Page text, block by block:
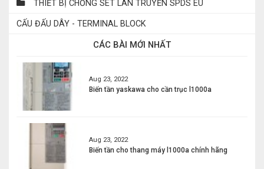
THIẾT BỊ CHỐNG SÉT LAN TRUYỀN SPDS EU
CẤU ĐẤU DÂY - TERMINAL BLOCK
CÁC BÀI MỚI NHẤT
Aug 23, 2022
Biến tần yaskawa cho cần trục l1000a
Aug 23, 2022
Biến tần cho thang máy l1000a chính hãng